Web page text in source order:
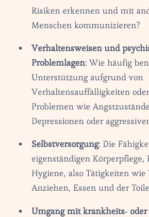
Risiken erkennen und mit
Menschen kommunizieren?‍
Verhaltensweisen und
Problemlagen: Wie häufig
Unterstützung aufgrund von
Verhaltensauffälligkeiten
Problemen wie
Depressionen oder
Selbstversorgung: Die
eigenständigen
Hygiene, also Tätigkeiten wie
Anziehen, Essen und der
Umgang mit krankheits- oder